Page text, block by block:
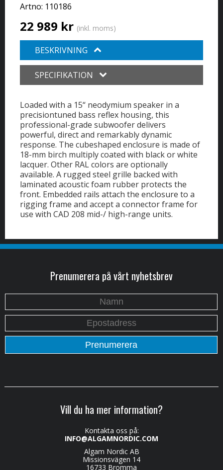
Artno: 110186
22 989 kr (inkl. moms)
BESKRIVNING
SPECIFIKATION
Loaded with a 15“ neodymium speaker in a
precisiontuned bass reflex housing, this
professional-grade subwoofer delivers
powerful, direct and remarkably dynamic
response. The cubeshaped enclosure is made of
18-mm birch multiply coated with black or white
lacquer. Other RAL colors are optionally
available. A rugged steel grille backed with
laminated acoustic foam rubber protects the
front. Embedded rails attach the enclosure to a
rigging frame and accept a connector frame for
use with CAD 208 mid-/ high-range units.
Prenumerera på vårt nyhetsbrev
Vill du ha mer information?
Kontakta oss på:
INFO@ALGAMNORDIC.COM
Algam Nordic AB
Missionsvägen 14
16733 Bromma